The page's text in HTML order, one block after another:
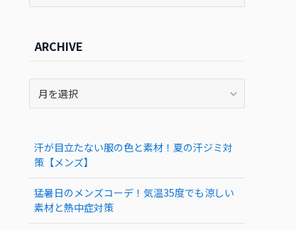
ARCHIVE
汗が目立たない服の色と素材！夏の汗ジミ対
策【メンズ】
猛暑日のメンズコーデ！気温35度でも涼しい
素材と熱中症対策